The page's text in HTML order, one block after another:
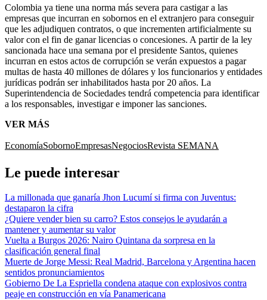
Colombia ya tiene una norma más severa para castigar a las
empresas que incurran en sobornos en el extranjero para conseguir
que les adjudiquen contratos, o que incrementen artificialmente su
valor con el fin de ganar licencias o concesiones. A partir de la ley
sancionada hace una semana por el presidente Santos, quienes
incurran en estos actos de corrupción se verán expuestos a pagar
multas de hasta 40 millones de dólares y los funcionarios y entidades
jurídicas podrán ser inhabilitados hasta por 20 años. La
Superintendencia de Sociedades tendrá competencia para identificar
a los responsables, investigar e imponer las sanciones.
VER MÁS
EconomíaSobornoEmpresasNegociosRevista SEMANA
Le puede interesar
La millonada que ganaría Jhon Lucumí si firma con Juventus:
destaparon la cifra
¿Quiere vender bien su carro? Estos consejos le ayudarán a
mantener y aumentar su valor
Vuelta a Burgos 2026: Nairo Quintana da sorpresa en la
clasificación general final
Muerte de Jorge Messi: Real Madrid, Barcelona y Argentina hacen
sentidos pronunciamientos
Gobierno De La Espriella condena ataque con explosivos contra
peaje en construcción en vía Panamericana